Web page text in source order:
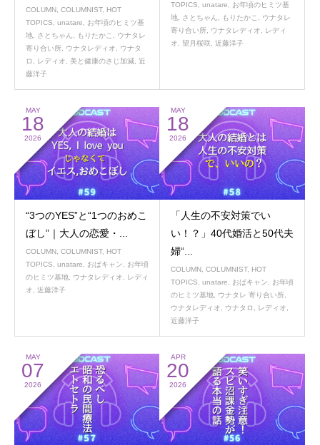
COLUMN, COLUMNIST, HOT
TOPICS, unatare, お年頃のヒミツ基
地, さとちゃん, もりたかこ , ウナタレ
寄り合い所, ウナタレディオ, ウナタ
ロ , レディオ, 美と健康のさじ加減, 近
藤洋子
TOPICS, unatare, お年頃のヒミツ基
地, さとちゃん, もりたかこ , ウナタレ
寄り合い所, ウナタレディオ, レディ
オ, 望月桜咲, 近藤洋子
MAY
18
2026
“3つのYES”と“1つのおめこ
ぼし”｜大人の恋愛・...
COLUMN COLUMNIST, HOT
TOPICS
unatare おばキャン
お年頃
のヒミツ基地
ウナタレディオ
レディ
オ
近藤洋子
MAY
18
2026
「人生の不安対策でい
い！？」40代婚活と50代夫
婦“...
COLUMN COLUMNIST, HOT
TOPICS
unatare おばキャン
お年頃
のヒミツ基地
ウナタレ 寄り合い所
ウナタレディオ
ウナタロ レディオ
近藤洋子
MAY
07
2026
APR
20
2026